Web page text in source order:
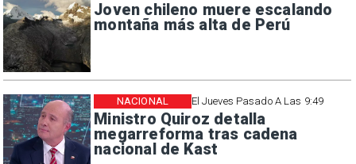
Joven chileno muere escalando
montaña más alta de Perú
El Jueves Pasado A Las 9:49
Ministro Quiroz detalla
megarreforma tras cadena
nacional de Kast
NACIONAL